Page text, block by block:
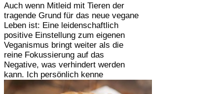
Auch wenn Mitleid mit Tieren der
tragende Grund für das neue vegane
Leben ist: Eine leidenschaftlich
positive Einstellung zum eigenen
Veganismus bringt weiter als die
reine Fokussierung auf das
Negative, was verhindert werden
kann. Ich persönlich kenne